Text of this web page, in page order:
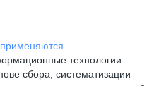
применяются
технологии
сбора, систематизации